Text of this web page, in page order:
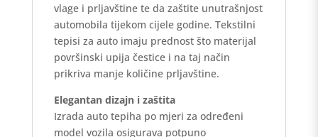
vlage i prljavštine te da zaštite unutrašnjost
automobila tijekom cijele godine. Tekstilni
tepisi za auto imaju prednost što materijal
površinski upija čestice i na taj način
prikriva manje količine prljavštine.
Elegantan dizajn i zaštita
Izrada auto tepiha po mjeri za određeni
model vozila osigurava potpuno